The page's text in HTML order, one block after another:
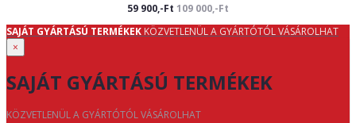
59 900,-Ft 109 000,-Ft
SAJÁT GYÁRTÁSÚ TERMÉKEK KÖZVETLENÜL A GYÁRTÓTÓL VÁSÁROLHAT
×
SAJÁT GYÁRTÁSÚ TERMÉKEK
KÖZVETLENÜL A GYÁRTÓTÓL VÁSÁROLHAT